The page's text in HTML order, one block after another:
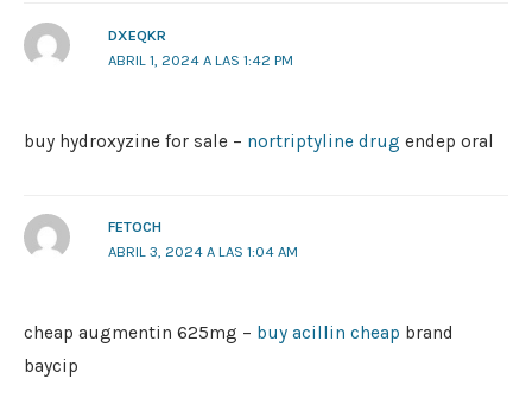
DXEQKR
ABRIL 1, 2024 A LAS 1:42 PM
buy hydroxyzine for sale – nortriptyline drug endep oral
FETOCH
ABRIL 3, 2024 A LAS 1:04 AM
cheap augmentin 625mg – buy acillin cheap brand
baycip